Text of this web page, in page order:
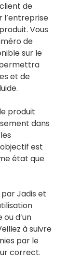
de
l’entreprise
Vous
de
sur le
permettra
et de
produit
dans
est
état que
Jadis et
d’un
à suivre
par le
correct.